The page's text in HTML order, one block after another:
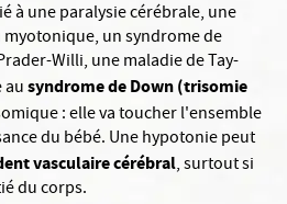
à une paralysie cérébrale, une
un syndrome de
Willi, une maladie de Tay-
ausyndrome de Down (trisomie
: elle va toucher l'ensemble
du bébé. Une hypotonie peut
vasculaire cérébral, surtout si
du corps.